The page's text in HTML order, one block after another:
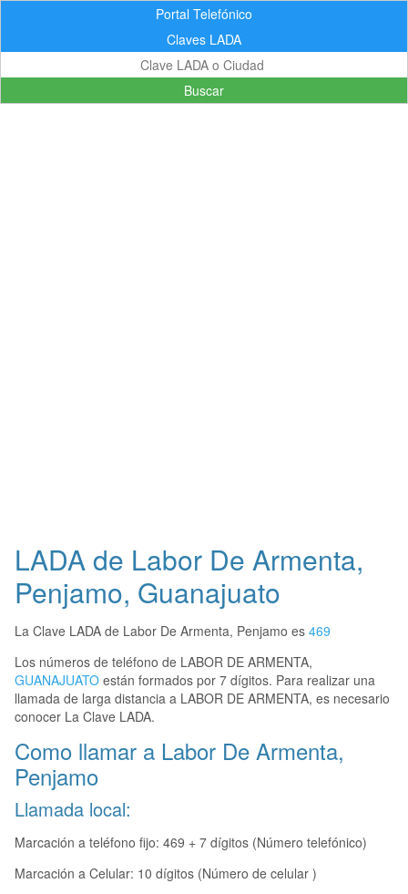
Portal Telefónico
Claves LADA
Buscar
LADA de Labor De Armenta,
Penjamo, Guanajuato
La Clave LADA de Labor De Armenta, Penjamo es 469
Los números de teléfono de LABOR DE ARMENTA,
GUANAJUATO están formados por 7 dígitos. Para realizar una
llamada de larga distancia a LABOR DE ARMENTA, es necesario
conocer La Clave LADA.
Como llamar a Labor De Armenta,
Penjamo
Llamada local:
Marcación a teléfono fijo: 469 + 7 dígitos (Número telefónico)
Marcación a Celular: 10 dígitos (Número de celular )